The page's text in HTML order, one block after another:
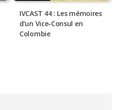
IVCAST 44 : Les mémoires
d’un Vice-Consul en
Colombie